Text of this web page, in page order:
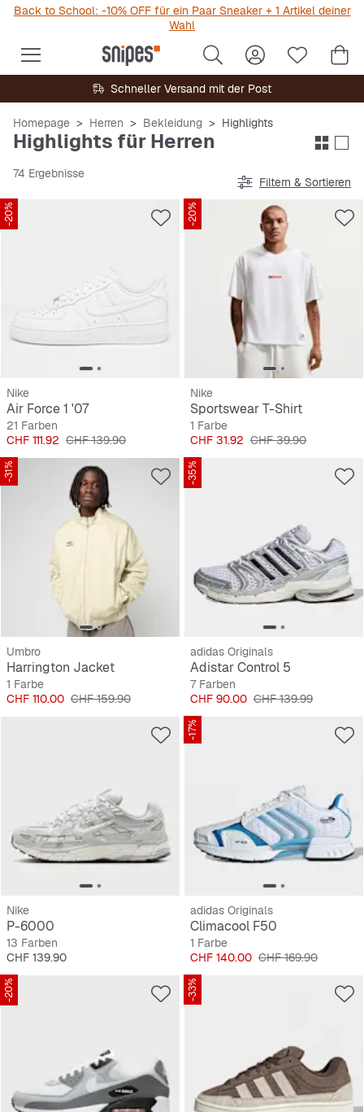
Back to School: -10% OFF für ein Paar Sneaker + 1 Artikel deiner
Wahl
Schneller Versand mit der Post
Homepage Herren Bekleidung Highlights
Highlights für Herren
74 Ergebnisse
Filtern & Sortieren
-20%
Nike
Air Force 1 '07
21 Farben
Preis
CHF 111.92 Originalpreis
CHF 139.90
-20%
Nike
Sportswear T-Shirt
1 Farbe
Preis
CHF 31.92 Originalpreis
CHF 39.90
-31%
Umbro
Harrington Jacket
1 Farbe
Preis
CHF 110.00 Originalpreis
CHF 159.90
-35%
adidas Originals
Adistar Control 5
7 Farben
Preis
CHF 90.00 Originalpreis
CHF 139.99
Nike
P-6000
13 Farben
Preis
CHF 139.90
-17%
adidas Originals
Climacool F50
1 Farbe
Preis
CHF 140.00 Originalpreis
CHF 169.90
-20% -33%